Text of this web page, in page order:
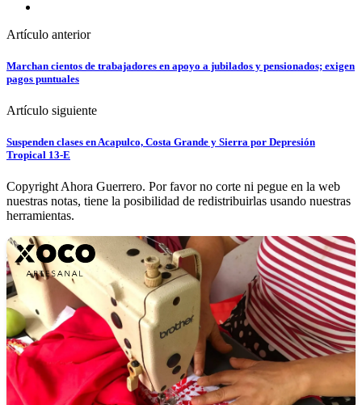
Artículo anterior
Marchan cientos de trabajadores en apoyo a jubilados y pensionados; exigen
pagos puntuales
Artículo siguiente
Suspenden clases en Acapulco, Costa Grande y Sierra por Depresión
Tropical 13-E
Copyright Ahora Guerrero. Por favor no corte ni pegue en la web
nuestras notas, tiene la posibilidad de redistribuirlas usando nuestras
herramientas.